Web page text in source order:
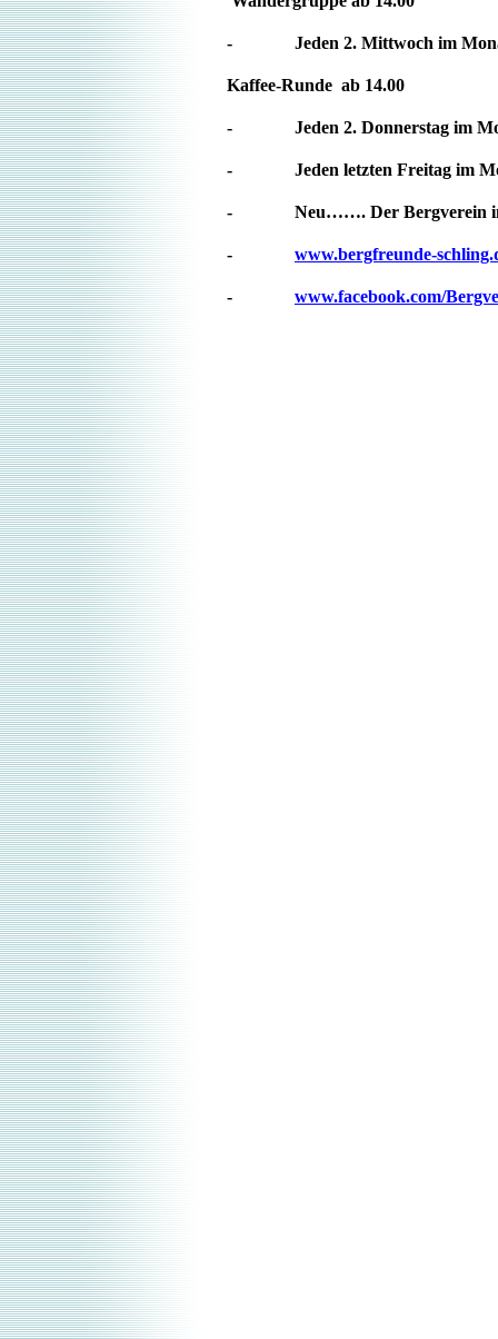
- Jeden 2. Mittwoch im
Kaffee-Runde ab
- Jeden 2. Donnerstag im
- Jeden letzten Freitag
- Neu……. Der Bergverein
- www.bergfreunde-
- www.facebook.com/